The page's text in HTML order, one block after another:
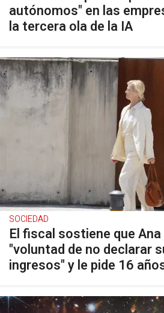
autónomos" en las
la tercera ola de la IA
SOCIEDAD
El fiscal sostiene que
"voluntad de no declarar
ingresos" y le pide 16